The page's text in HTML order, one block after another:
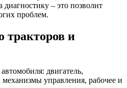
диагностику – это позволит
проблем.
тракторов и
двигатель,
механизмы управления, рабочее и